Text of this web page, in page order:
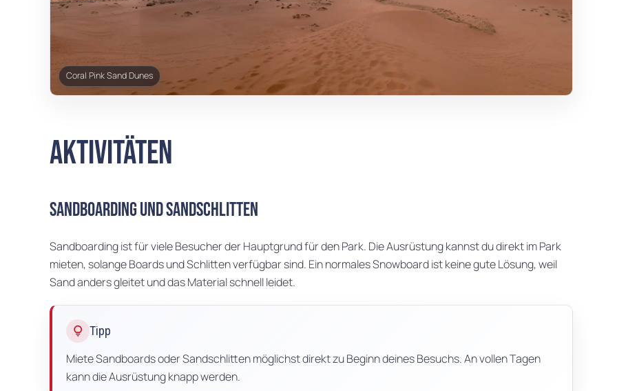
Coral Pink Sand Dunes
Aktivitäten
Sandboarding und Sandschlitten
Sandboarding ist für viele Besucher der Hauptgrund für den Park. Die Ausrüstung kannst du direkt im Park
mieten, solange Boards und Schlitten verfügbar sind. Ein normales Snowboard ist keine gute Lösung, weil
Sand anders gleitet und das Material schnell leidet.
lightbulb Tipp
Miete Sandboards oder Sandschlitten möglichst direkt zu Beginn deines Besuchs. An vollen Tagen
kann die Ausrüstung knapp werden.